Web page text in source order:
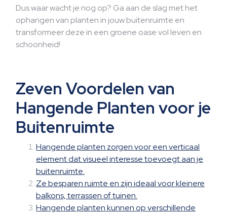
Dus waar wacht je nog op? Ga aan de slag met het
ophangen van planten in jouw buitenruimte en
transformeer deze in een groene oase vol leven en
schoonheid!
Zeven Voordelen van
Hangende Planten voor je
Buitenruimte
Hangende planten zorgen voor een verticaal
element dat visueel interesse toevoegt aan je
buitenruimte.
Ze besparen ruimte en zijn ideaal voor kleinere
balkons, terrassen of tuinen.
Hangende planten kunnen op verschillende